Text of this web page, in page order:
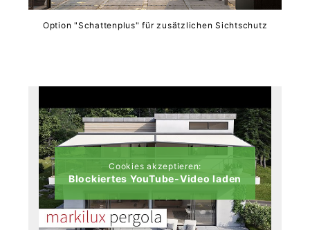
Option "Schattenplus" für zusätzlichen Sichtschutz
Cookies akzeptieren:
Blockiertes YouTube-Video laden